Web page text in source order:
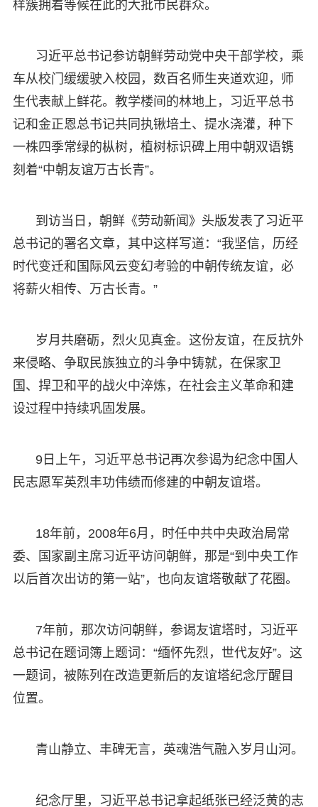
样簇拥着等候在此的大批市民群众。
习近平总书记参访朝鲜劳动党中央干部学校，乘
车从校门缓缓驶入校园，数百名师生夹道欢迎，师
生代表献上鲜花。教学楼间的林地上，习近平总书
记和金正恩总书记共同执锹培土、提水浇灌，种下
一株四季常绿的枞树，植树标识碑上用中朝双语镌
刻着“中朝友谊万古长青”。
到访当日，朝鲜《劳动新闻》头版发表了习近平
总书记的署名文章，其中这样写道：“我坚信，历经
时代变迁和国际风云变幻考验的中朝传统友谊，必
将薪火相传、万古长青。”
岁月共磨砺，烈火见真金。这份友谊，在反抗外
来侵略、争取民族独立的斗争中铸就，在保家卫
国、捍卫和平的战火中淬炼，在社会主义革命和建
设过程中持续巩固发展。
9日上午，习近平总书记再次参谒为纪念中国人
民志愿军英烈丰功伟绩而修建的中朝友谊塔。
18年前，2008年6月，时任中共中央政治局常
委、国家副主席习近平访问朝鲜，那是“到中央工作
以后首次出访的第一站”，也向友谊塔敬献了花圈。
7年前，那次访问朝鲜，参谒友谊塔时，习近平
总书记在题词簿上题词：“缅怀先烈，世代友好”。这
一题词，被陈列在改造更新后的友谊塔纪念厅醒目
位置。
青山静立、丰碑无言，英魂浩气融入岁月山河。
纪念厅里，习近平总书记拿起纸张已经泛黄的志